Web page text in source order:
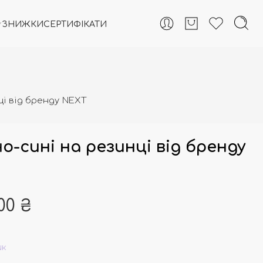
ЗНИЖКИСЕРТИФІКАТИ
від бренду NEXT
на резинці від бренду
₴